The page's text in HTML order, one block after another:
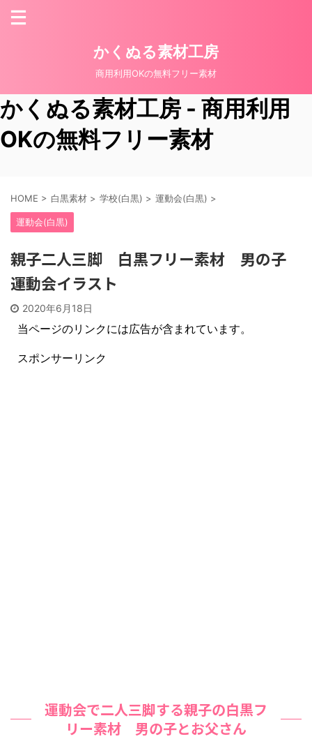
かくぬる素材工房
商用利用OKの無料フリー素材
かくぬる素材工房 - 商用利用
OKの無料フリー素材
HOME > 白黒素材 > 学校(白黒) > 運動会(白黒) >
運動会(白黒)
親子二人三脚 白黒フリー素材 男の子
運動会イラスト
2020年6月18日
当ページのリンクには広告が含まれています。
スポンサーリンク
運動会で二人三脚する親子の白黒フ
リー素材 男の子とお父さん